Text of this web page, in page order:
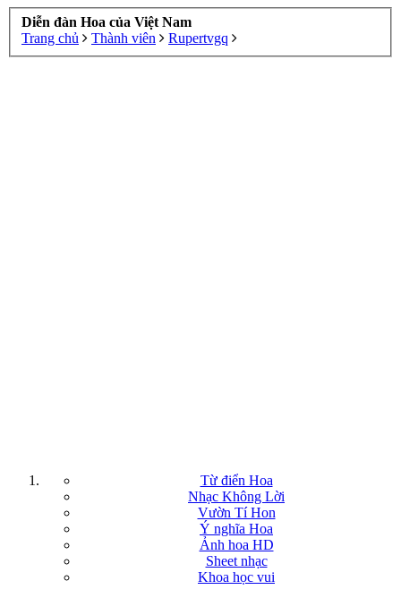
Diễn đàn Hoa của Việt Nam
Trang chủ
Thành viên Rupertvgq
Từ điển Hoa
Nhạc Không Lời
Vườn Tí Hon
Ý nghĩa Hoa
Ảnh hoa HD
Sheet nhạc
Khoa học vui